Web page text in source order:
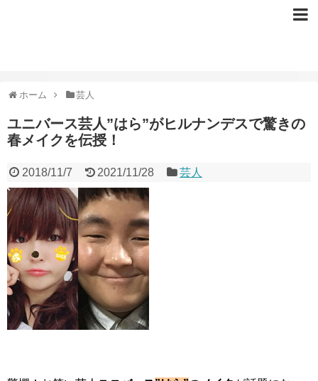
ホーム 芸人
ユニバース芸人”はら”がヒルナンデスで驚きの
春メイクを伝授！
2018/11/7 2021/11/28 芸人